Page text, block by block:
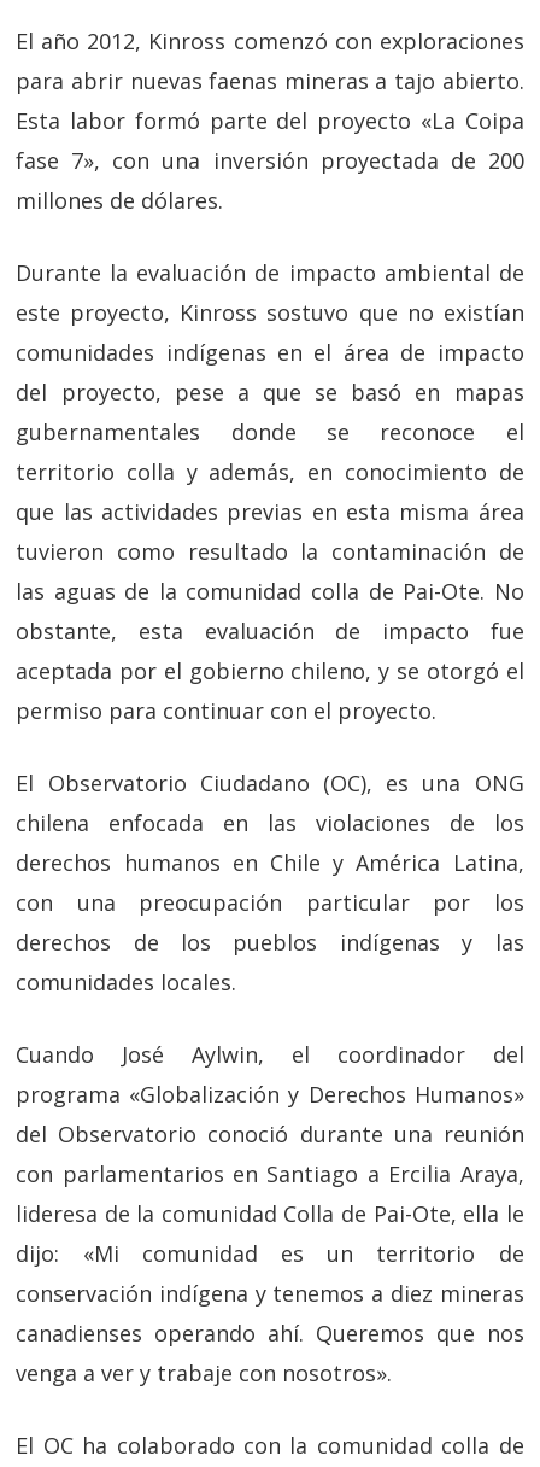
El año 2012, Kinross comenzó con exploraciones
para abrir nuevas faenas mineras a tajo abierto.
Esta labor formó parte del proyecto «La Coipa
fase 7», con una inversión proyectada de 200
millones de dólares.
Durante la evaluación de impacto ambiental de
este proyecto, Kinross sostuvo que no existían
comunidades indígenas en el área de impacto
del proyecto, pese a que se basó en mapas
gubernamentales donde se reconoce el
territorio colla y además, en conocimiento de
que las actividades previas en esta misma área
tuvieron como resultado la contaminación de
las aguas de la comunidad colla de Pai-Ote. No
obstante, esta evaluación de impacto fue
aceptada por el gobierno chileno, y se otorgó el
permiso para continuar con el proyecto.
El Observatorio Ciudadano (OC), es una ONG
chilena enfocada en las violaciones de los
derechos humanos en Chile y América Latina,
con una preocupación particular por los
derechos de los pueblos indígenas y las
comunidades locales.
Cuando José Aylwin, el coordinador del
programa «Globalización y Derechos Humanos»
del Observatorio conoció durante una reunión
con parlamentarios en Santiago a Ercilia Araya,
lideresa de la comunidad Colla de Pai-Ote, ella le
dijo: «Mi comunidad es un territorio de
conservación indígena y tenemos a diez mineras
canadienses operando ahí. Queremos que nos
venga a ver y trabaje con nosotros».
El OC ha colaborado con la comunidad colla de